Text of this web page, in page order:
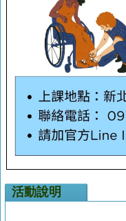
活動說明